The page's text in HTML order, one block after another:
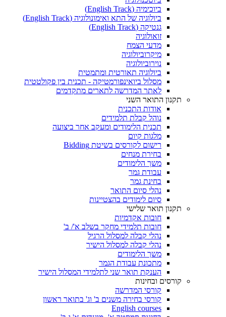
ביוכימיה (English Track)
ביולוגיה של התא ואימונולוגיה (English Track)
גנטיקה (English Track)
זואולוגיה
מדעי הצמח
מיקרוביולוגיה
נוירוביולוגיה
ביולוגיה תאורטית ומתמטית
מסלול ביואינפורמטיקה - תכנית בין פקולטטית
לאתר המדרשה לתארים מתקדמים
תקנון התואר השני
אודות התכנית
נוהל קבלת תלמידים
תכנית הלימודים ומעקב אחר ביצועה
מלגות קיום
רישום לקורסים בשיטת Bidding
בחירת מנחים
משך הלימודים
עבודת גמר
בחינת גמר
נהלי סיום התואר
סיום לימודים בהצטיינות
תקנון תואר שלישי
חובות אקדמיות
חובות תלמידי מחקר בשלב א'/ ב'
נהלי קבלה למסלול הרגיל
נהלי קבלה למסלול הישיר
משך הלימודים
מתכונת עבודת הגמר
הענקת תואר שני לתלמידי המסלול הישיר
קורסים ובחינות
קורסי המדרשה
קורסי בחירה משנים ב' וג' בתואר ראשון
English courses